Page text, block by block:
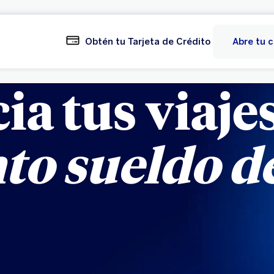
Obtén tu Tarjeta de Crédito Abre tu
tus
sueldo